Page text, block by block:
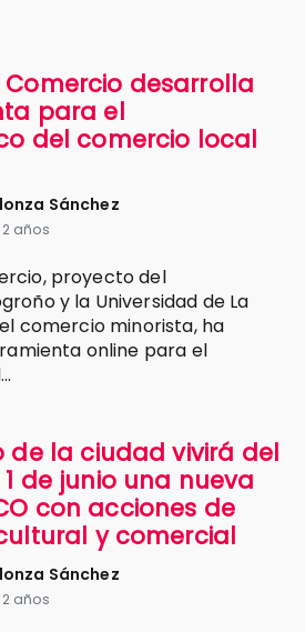
desarrolla
para el
del comercio local
Sánchez
años
proyecto del
y la Universidad de La
comercio minorista, ha
online para el
de la ciudad vivirá del
de junio una nueva
con acciones de
y comercial
Sánchez
años